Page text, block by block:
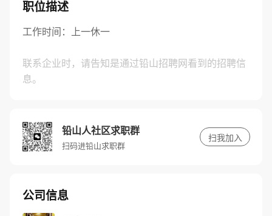
职位描述
工作时间：上一休一
联系企业时，请告知是通过铅山招聘网看到的招聘信
息。
铅山人社区求职群
扫码进铅山求职群
扫我加入
公司信息